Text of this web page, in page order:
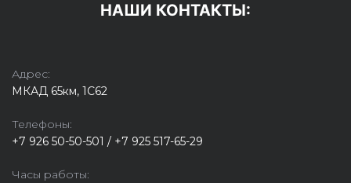
НАШИ КОНТАКТЫ:
Адрес:
МКАД 65км, 1С62
Телефоны:
+7 926 50-50-501 / +7 925 517-65-29
Часы работы: